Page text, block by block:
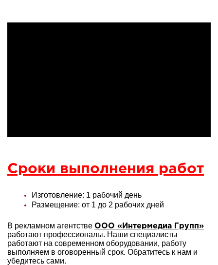
Сроки выполнения работ
Изготовление: 1 рабочий день
Размещение: от 1 до 2 рабочих дней
В рекламном агентстве ООО «Интермедиа Групп»
работают профессионалы. Наши специалисты
работают на современном оборудовании, работу
выполняем в оговоренный срок. Обратитесь к нам и
убедитесь сами.